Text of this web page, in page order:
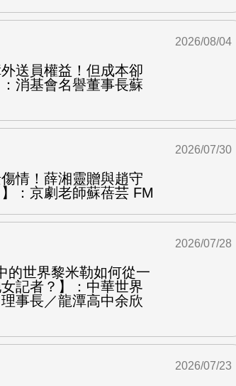
送員權益！但成本卻
消基會名譽董事長蘇
2026/08/04
情！薛湘靈贈與趙守
：京劇老師蘇蓓芸 FM
2026/07/30
的世界黎米勒如何從一
記者？】：中華世界
事長／龍潭高中余欣
2026/07/28
2026/07/23